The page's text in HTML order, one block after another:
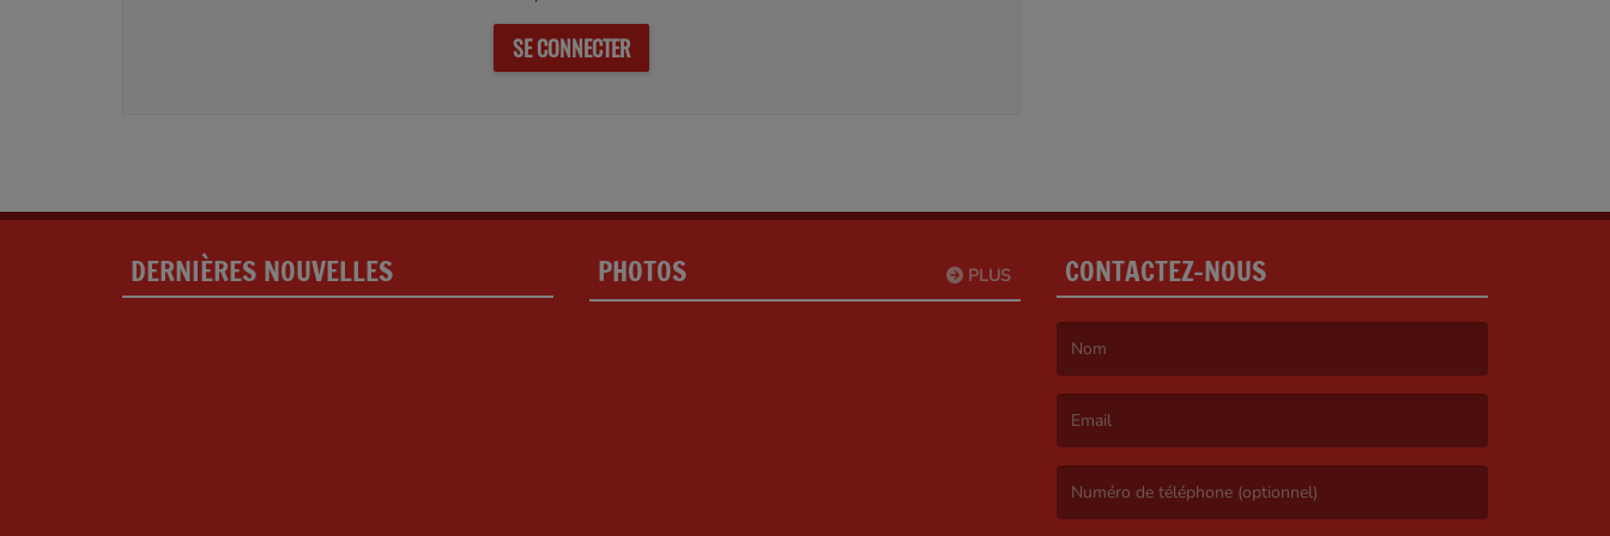
SE CONNECTER
DERNIÈRES NOUVELLES PLUS
PHOTOS CONTACTEZ-NOUS